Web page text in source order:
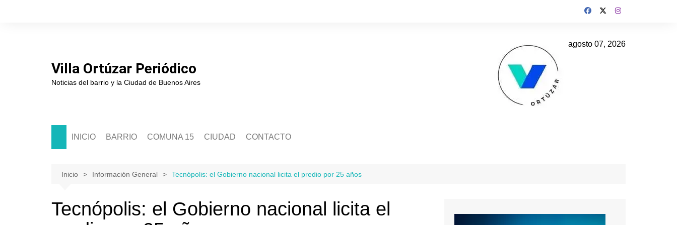
Villa Ortúzar Periódico
Noticias del barrio y la Ciudad de Buenos Aires
agosto 07, 2026
INICIO BARRIO
Junta de Estudios Históricos
Escuelas
COMUNA 15
Junta Comunal 15
CIUDAD
Ecología
Justicia
Política
Economía
Cultura
CONTACTO
Inicio Información General Tecnópolis: el Gobierno nacional licita el predio por 25 años
Tecnópolis: el Gobierno nacional licita el